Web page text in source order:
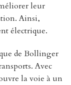
leur
Ainsi,
électrique.
de Bollinger
Avec
la voie à un